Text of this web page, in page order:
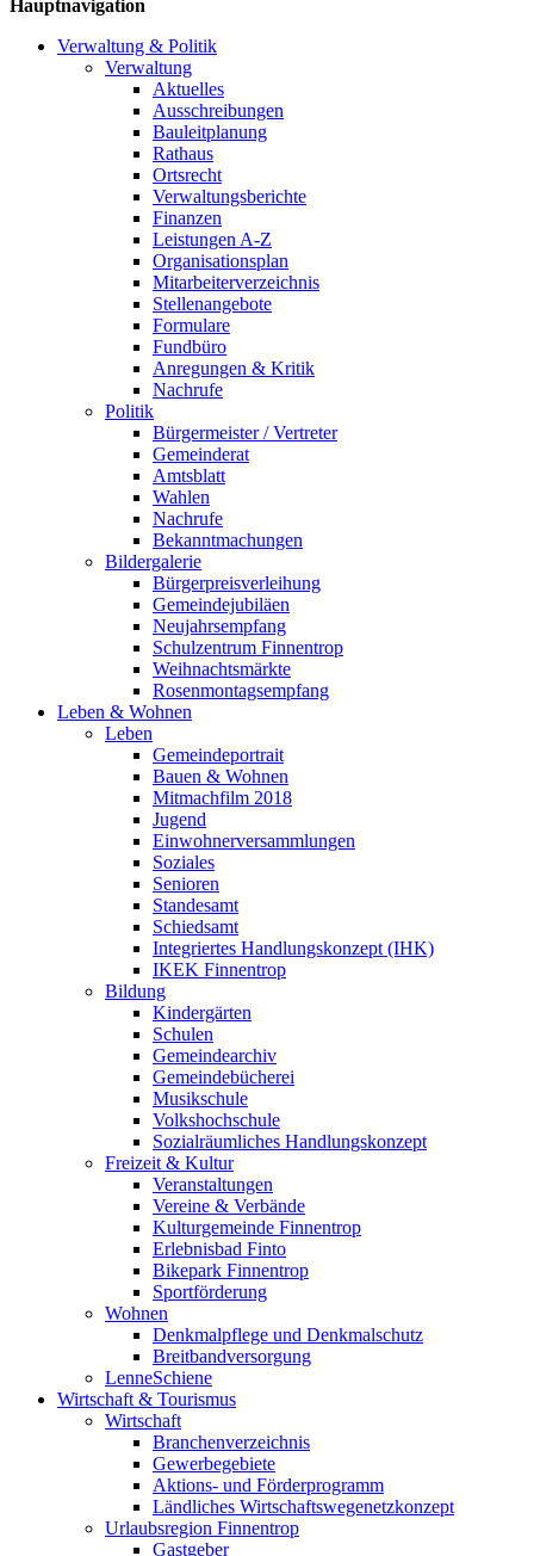
Hauptnavigation
Verwaltung & Politik
Verwaltung
Aktuelles
Ausschreibungen
Bauleitplanung
Rathaus
Ortsrecht
Verwaltungsberichte
Finanzen
Leistungen A-Z
Organisationsplan
Mitarbeiterverzeichnis
Stellenangebote
Formulare
Fundbüro
Anregungen & Kritik
Nachrufe
Politik
Bürgermeister / Vertreter
Gemeinderat
Amtsblatt
Wahlen
Nachrufe
Bekanntmachungen
Bildergalerie
Bürgerpreisverleihung
Gemeindejubiläen
Neujahrsempfang
Schulzentrum Finnentrop
Weihnachtsmärkte
Rosenmontagsempfang
Leben & Wohnen
Leben
Gemeindeportrait
Bauen & Wohnen
Mitmachfilm 2018
Jugend
Einwohnerversammlungen
Soziales
Senioren
Standesamt
Schiedsamt
Integriertes Handlungskonzept (IHK)
IKEK Finnentrop
Bildung
Kindergärten
Schulen
Gemeindearchiv
Gemeindebücherei
Musikschule
Volkshochschule
Sozialräumliches Handlungskonzept
Freizeit & Kultur
Veranstaltungen
Vereine & Verbände
Kulturgemeinde Finnentrop
Erlebnisbad Finto
Bikepark Finnentrop
Sportförderung
Wohnen
Denkmalpflege und Denkmalschutz
Breitbandversorgung
LenneSchiene
Wirtschaft & Tourismus
Wirtschaft
Branchenverzeichnis
Gewerbegebiete
Aktions- und Förderprogramm
Ländliches Wirtschaftswegenetzkonzept
Urlaubsregion Finnentrop
Gastgeber